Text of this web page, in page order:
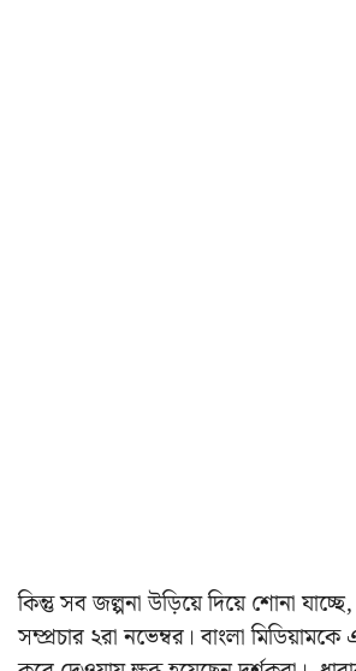
কিন্তু সব জল্পনা উড়িয়ে দিয়ে শোনা
সম্প্রচার ২রা নভেম্বর।বাংলা